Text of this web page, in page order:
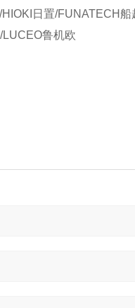
日置/FUNATECH
鲁机欧